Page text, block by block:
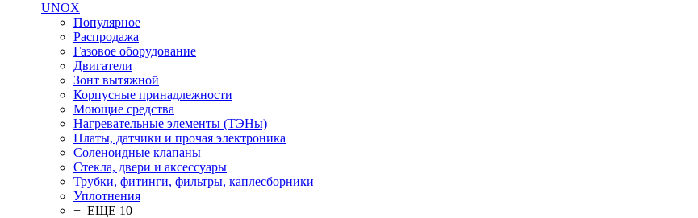
UNOX
Популярное
Распродажа
Газовое оборудование
Двигатели
Зонт вытяжной
Корпусные принадлежности
Моющие средства
Нагревательные элементы (ТЭНы)
Платы, датчики и прочая электроника
Соленоидные клапаны
Стекла, двери и аксессуары
Трубки, фитинги, фильтры, каплесборники
Уплотнения
+ ЕЩЕ 10